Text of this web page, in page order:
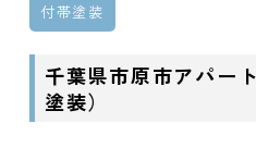
付帯塗装
千葉県市原市アパー
塗装）